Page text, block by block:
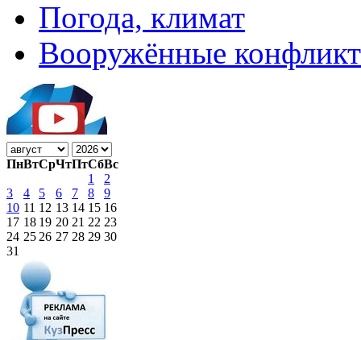
Погода, климат
Вооружённые
ПнВтСрЧтПтСбВс
1
2
3
4 5 6 7 8
9
10 11 12 13 14 15 16
17 18 19 20 21 22 23
24 25 26 27 28 29 30
31